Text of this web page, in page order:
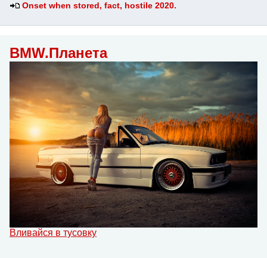
Onset when stored, fact, hostile 2020.
BMW.Планета
Вливайся в тусовку